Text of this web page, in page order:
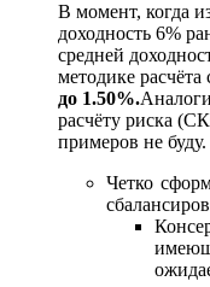
В момент, когда
доходность 6%
средней
методике расчёта
до 1.50%.
расчёту риска
примеров не буду.
Четко